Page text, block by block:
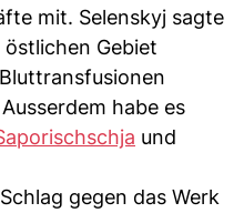
mit. Selenskyj sagte
Gebiet
habe es
und
gegen das Werk